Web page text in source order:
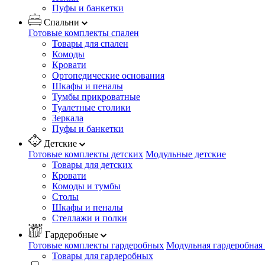
Пуфы и банкетки
Спальни
Готовые комплекты спален
Товары для спален
Комоды
Кровати
Ортопедические основания
Шкафы и пеналы
Тумбы прикроватные
Туалетные столики
Зеркала
Пуфы и банкетки
Детские
Готовые комплекты детских Модульные детские
Товары для детских
Кровати
Комоды и тумбы
Столы
Шкафы и пеналы
Стеллажи и полки
Гардеробные
Готовые комплекты гардеробных Модульная
Товары для гардеробных